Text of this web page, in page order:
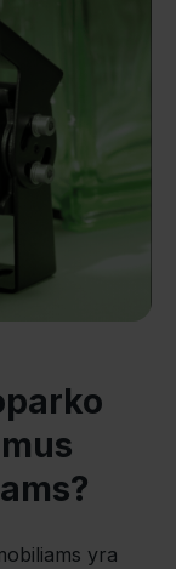
yra